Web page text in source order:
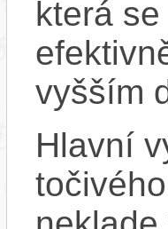
která
vyšším
Hlavní